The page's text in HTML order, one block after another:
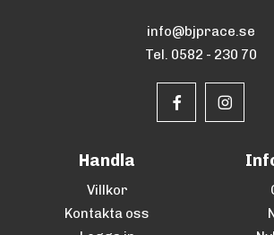
info@bjprace.se
Tel. 0582 - 230 70
Handla
Villkor
Kontakta oss